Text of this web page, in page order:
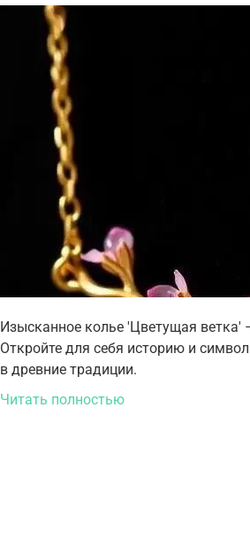
Изысканное колье 'Цветущая
Откройте для себя историю и
в древние традиции.
Читать полностью